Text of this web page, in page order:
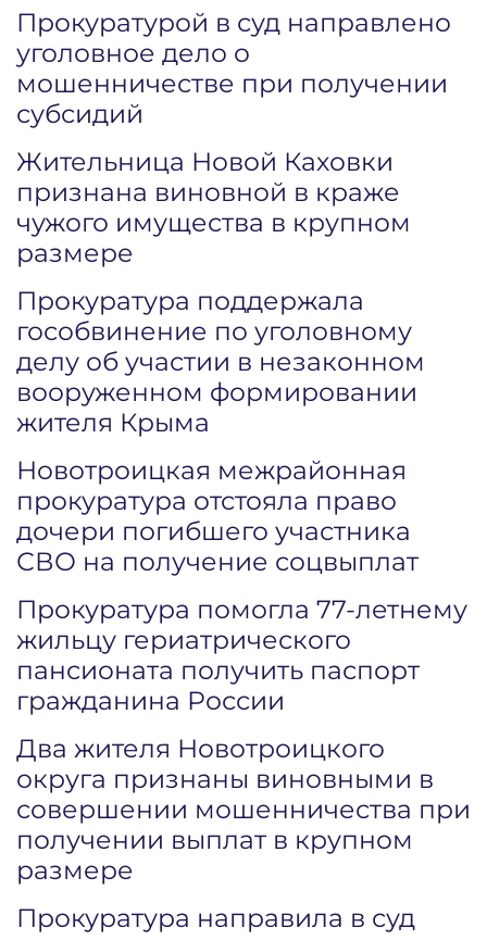
Прокуратурой в суд направлено
уголовное дело о
мошенничестве при получении
субсидий
Жительница Новой Каховки
признана виновной в краже
чужого имущества в крупном
размере
Прокуратура поддержала
гособвинение по уголовному
делу об участии в незаконном
вооруженном формировании
жителя Крыма
Новотроицкая межрайонная
прокуратура отстояла право
дочери погибшего участника
СВО на получение соцвыплат
Прокуратура помогла 77-летнему
жильцу гериатрического
пансионата получить паспорт
гражданина России
Два жителя Новотроицкого
округа признаны виновными в
совершении мошенничества при
получении выплат в крупном
размере
Прокуратура направила в суд